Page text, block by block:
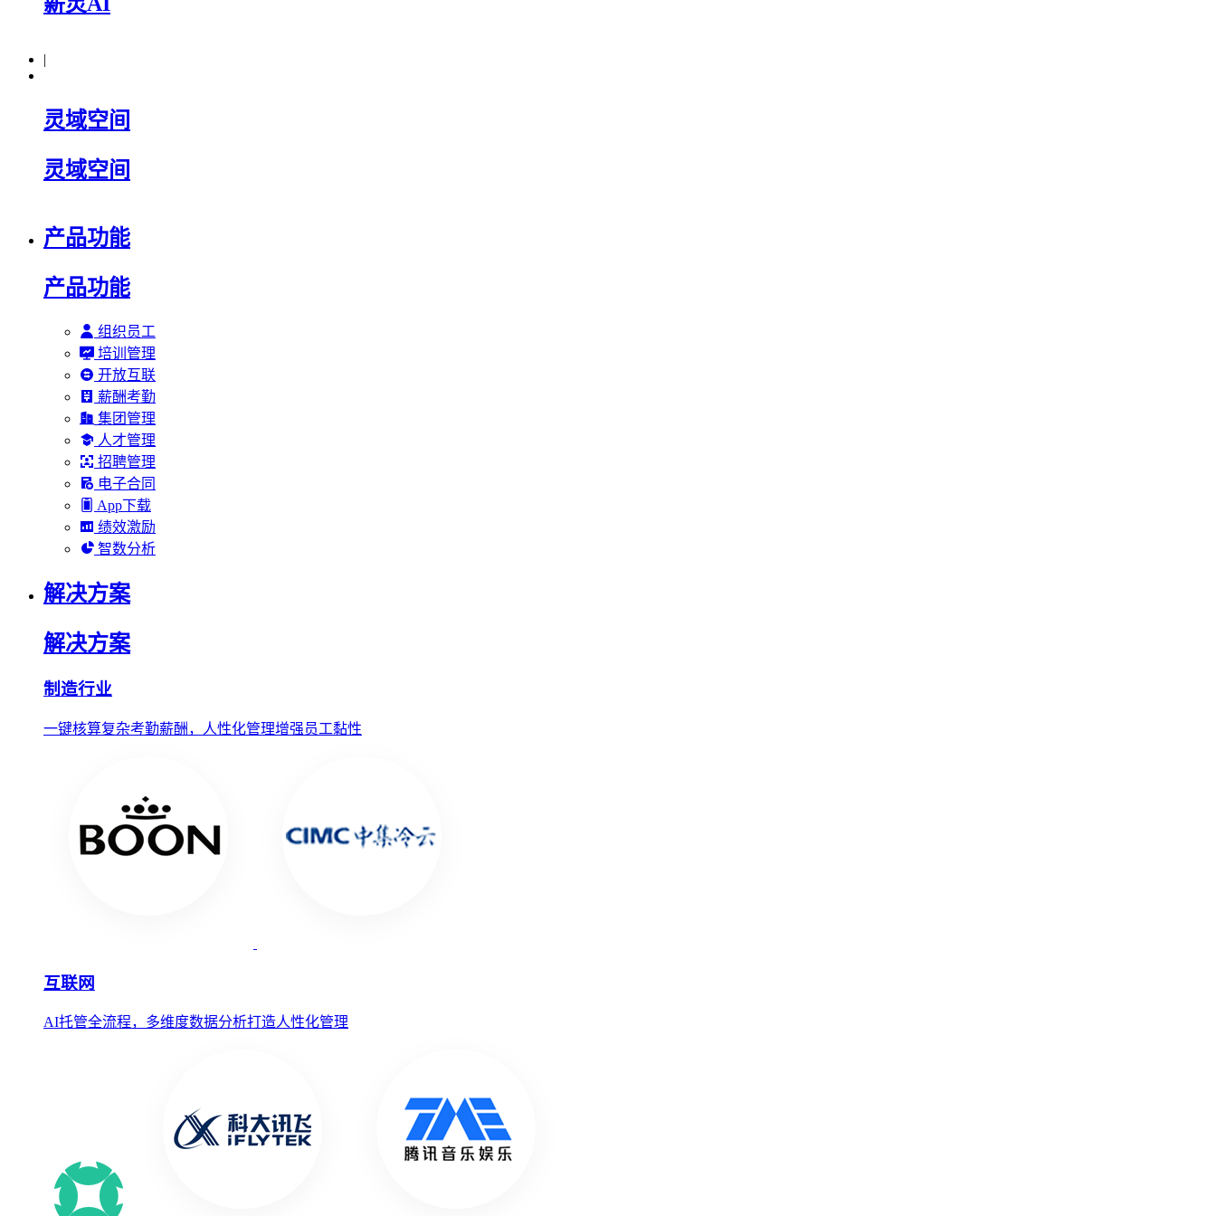
|
灵域空间
灵域空间
产品功能
产品功能
组织员工
培训管理
开放互联
薪酬考勤
集团管理
人才管理
招聘管理
电子合同
App下载
绩效激励
智数分析
解决方案
解决方案
制造行业
一键核算复杂考勤薪酬，人性化管理增强员工黏性
互联网
AI托管全流程，多维度数据分析打造人性化管理